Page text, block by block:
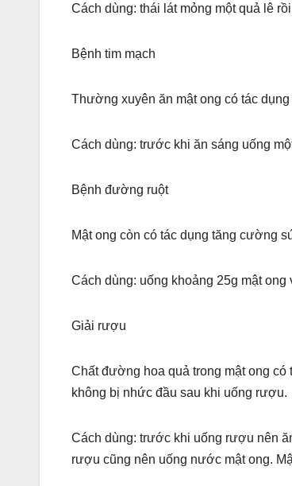
Cách dùng: thái lát mỏng một quả lê
Bệnh tim mạch
Thường xuyên ăn mật ong có tác
Cách dùng: trước khi ăn sáng uống
Bệnh đường ruột
Mật ong còn có tác dụng tăng cường
Cách dùng: uống khoảng 25g mật
Giải rượu
Chất đường hoa quả trong mật ong
không bị nhức đầu sau khi uống rượu.
Cách dùng: trước khi uống rượu nên
rượu cũng nên uống nước mật ong.